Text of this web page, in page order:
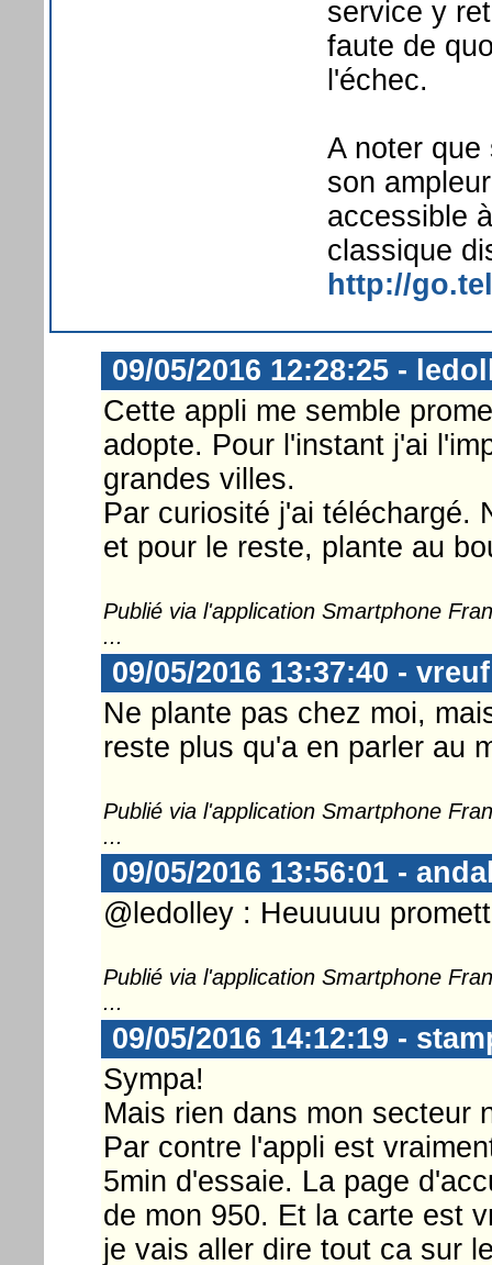
service y
faute de
l'échec.
A noter que
son
accessible
classique
http://
09/05/2016 12:28:25 -
Cette appli me semble
adopte. Pour l'instant j'ai
grandes villes.
Par curiosité j'ai téléchargé.
et pour le reste, plante au
Publié via l'application Smartphone
...
09/05/2016 13:37:40 - vreuf
Ne plante pas chez moi,
reste plus qu'a en parler au
Publié via l'application Smartphone
...
09/05/2016 13:56:01 -
@ledolley : Heuuuuu
Publié via l'application Smartphone
...
09/05/2016 14:12:19 -
Sympa!
Mais rien dans mon secteur
Par contre l'appli est
5min d'essaie. La page
de mon 950. Et la carte est
je vais aller dire tout ca sur